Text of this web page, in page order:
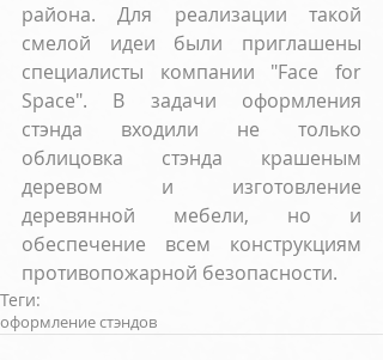
района. Для реализации такой
смелой идеи были приглашены
специалисты компании "Face for
Space". В задачи оформления
стэнда входили не только
облицовка стэнда крашеным
деревом и изготовление
деревянной мебели, но и
обеспечение всем конструкциям
противопожарной безопасности.
Теги:
оформление стэндов